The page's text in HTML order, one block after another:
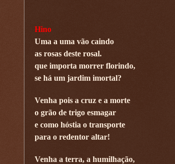
Hino
Uma a uma vão caindo
as rosas deste rosal.
que importa morrer florindo,
se há um jardim imortal?
Venha pois a cruz e a morte
o grão de trigo esmagar
e como hóstia o transporte
para o redentor altar!
Venha a terra, a humilhação,